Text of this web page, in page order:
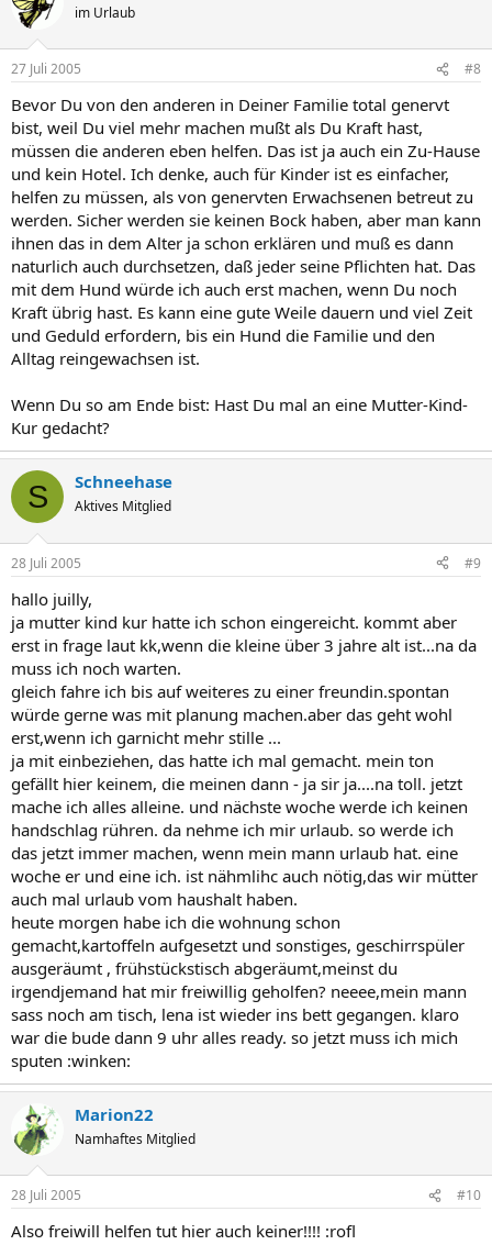
im Urlaub
27 Juli 2005 #8
Bevor Du von den anderen in Deiner Familie total genervt
bist, weil Du viel mehr machen mußt als Du Kraft hast,
müssen die anderen eben helfen. Das ist ja auch ein Zu-Hause
und kein Hotel. Ich denke, auch für Kinder ist es einfacher,
helfen zu müssen, als von genervten Erwachsenen betreut zu
werden. Sicher werden sie keinen Bock haben, aber man kann
ihnen das in dem Alter ja schon erklären und muß es dann
naturlich auch durchsetzen, daß jeder seine Pflichten hat. Das
mit dem Hund würde ich auch erst machen, wenn Du noch
Kraft übrig hast. Es kann eine gute Weile dauern und viel Zeit
und Geduld erfordern, bis ein Hund die Familie und den
Alltag reingewachsen ist.
Wenn Du so am Ende bist: Hast Du mal an eine Mutter-Kind-
Kur gedacht?
S Schneehase
Aktives Mitglied
28 Juli 2005 #9
hallo juilly,
ja mutter kind kur hatte ich schon eingereicht. kommt aber
erst in frage laut kk,wenn die kleine über 3 jahre alt ist...na da
muss ich noch warten.
gleich fahre ich bis auf weiteres zu einer freundin.spontan
würde gerne was mit planung machen.aber das geht wohl
erst,wenn ich garnicht mehr stille ...
ja mit einbeziehen, das hatte ich mal gemacht. mein ton
gefällt hier keinem, die meinen dann - ja sir ja....na toll. jetzt
mache ich alles alleine. und nächste woche werde ich keinen
handschlag rühren. da nehme ich mir urlaub. so werde ich
das jetzt immer machen, wenn mein mann urlaub hat. eine
woche er und eine ich. ist nähmlihc auch nötig,das wir mütter
auch mal urlaub vom haushalt haben.
heute morgen habe ich die wohnung schon
gemacht,kartoffeln aufgesetzt und sonstiges, geschirrspüler
ausgeräumt , frühstückstisch abgeräumt,meinst du
irgendjemand hat mir freiwillig geholfen? neeee,mein mann
sass noch am tisch, lena ist wieder ins bett gegangen. klaro
war die bude dann 9 uhr alles ready. so jetzt muss ich mich
sputen :winken:
Marion22
Namhaftes Mitglied
28 Juli 2005 #10
Also freiwill helfen tut hier auch keiner!!!! :rofl